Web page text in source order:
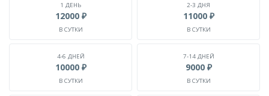
1 ДЕНЬ
12000 ₽
В СУТКИ
2-3 ДНЯ
11000 ₽
В СУТКИ
4-6 ДНЕЙ
10000 ₽
В СУТКИ
7-14 ДНЕЙ
9000 ₽
В СУТКИ